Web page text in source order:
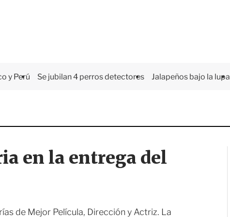
y Perú Se jubilan 4 perros detectores Jalapeños bajo la lupa
en la entrega del
de Mejor Película, Dirección y Actriz. La